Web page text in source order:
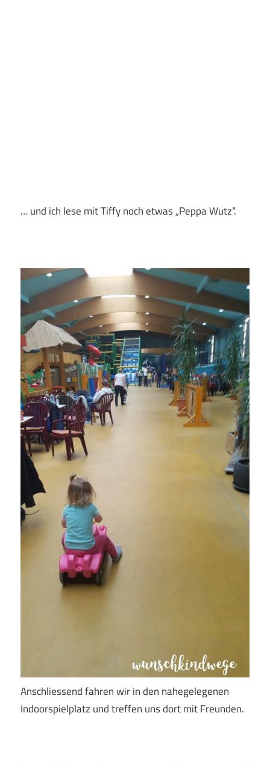
… und ich lese mit Tiffy noch etwas „Peppa Wutz“.
Anschliessend fahren wir in den nahegelegenen
Indoorspielplatz und treffen uns dort mit Freunden.